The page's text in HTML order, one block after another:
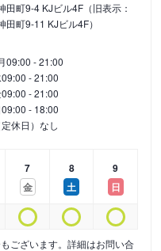
田町9-4 KJビル4F（旧表示：
田町9-11 KJビル4F）
09:00 - 21:00
09:00 - 21:00
09:00 - 21:00
09:00 - 18:00
定休日）なし
7
金
8
土
9
日
ございます。詳細はお問い合